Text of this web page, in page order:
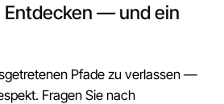
Entdecken — und ein
Pfade zu verlassen —
Fragen Sie nach